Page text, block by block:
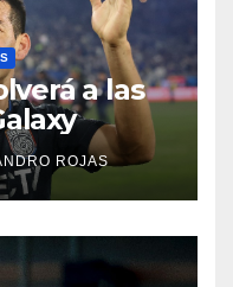
a las
ROJAS